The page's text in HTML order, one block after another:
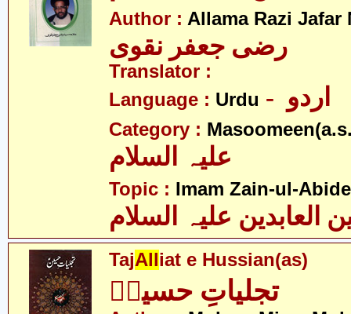
Author : Allama Razi Jafar
رضی جعفر نقوی
Translator :
Language : Urdu
Category :
Topic : Imam Zain-ul-
العابدین علیہ السلام
TajAlliat e Hussian(as)
تجلیاتِ حسینؑ